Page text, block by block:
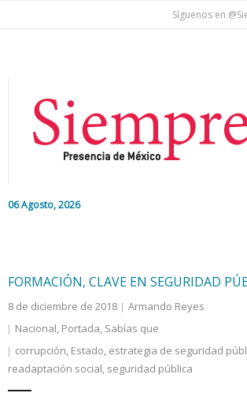
Síguenos en
06 Agosto, 2026
Editorial
Nacional
Colaboradores
FORMACIÓN, CLAVE EN SEGURIDAD
8 de diciembre de 2018
Armando Reyes
Nacional, Portada, Sabías que
corrupción, Estado, estrategia de seguridad
readaptación social, seguridad pública